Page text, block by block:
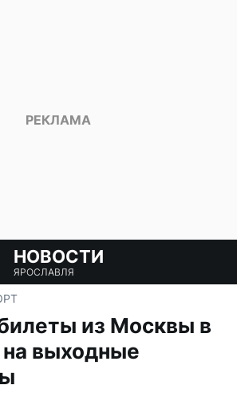
НОВОСТИ
ЯРОСЛАВЛЯ
из Москвы в
выходные